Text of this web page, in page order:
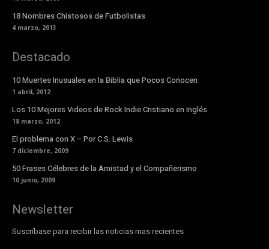
18 Nombres Chistosos de Futbolistas
4 marzo, 2013
Destacado
10 Muertes Inusuales en la Biblia que Pocos Conocen
1 abril, 2012
Los 10 Mejores Videos de Rock Indie Cristiano en Inglés
18 marzo, 2012
El problema con X – Por C.S. Lewis
7 diciembre, 2009
50 Frases Célebres de la Amistad y el Compañerismo
10 junio, 2009
Newsletter
Suscríbase para recibir las noticias mas recientes